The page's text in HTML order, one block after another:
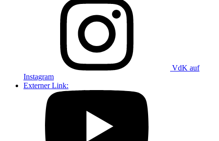
VdK auf
Instagram
Externer Link: